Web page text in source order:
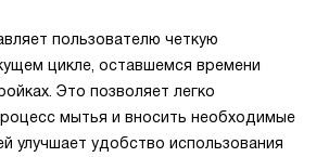
пользователю четкую
цикле, оставшемся времени
Это позволяет легко
мытья и вносить необходимые
улучшает удобство использования